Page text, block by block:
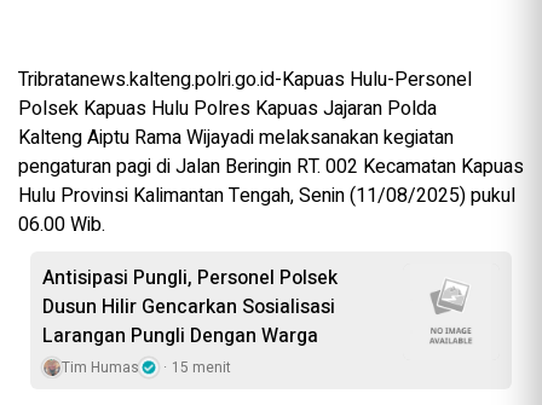
Tribratanews.kalteng.polri.go.id-Kapuas Hulu-Personel
Polsek Kapuas Hulu Polres Kapuas Jajaran Polda
Kalteng Aiptu Rama Wijayadi melaksanakan kegiatan
pengaturan pagi di Jalan Beringin RT. 002 Kecamatan Kapuas
Hulu Provinsi Kalimantan Tengah, Senin (11/08/2025) pukul
06.00 Wib.
Antisipasi Pungli, Personel Polsek
Dusun Hilir Gencarkan Sosialisasi
Larangan Pungli Dengan Warga
Tim Humas 15 menit